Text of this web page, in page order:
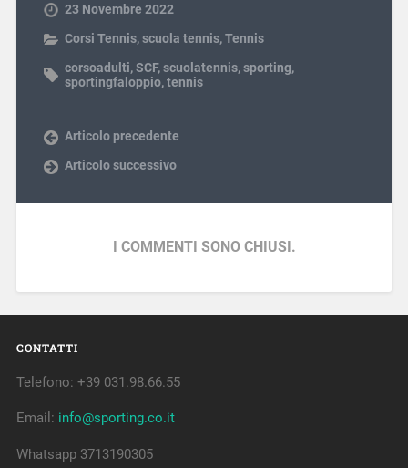
23 Novembre 2022
Corsi Tennis,scuola tennis,Tennis
corsoadulti,SCF,scuolatennis,sporting,
sportingfaloppio,tennis
Articolo precedente
Articolo successivo
I COMMENTI SONO CHIUSI.
CONTATTI
Telefono: +39 031.98.66.55
Email: info@sporting.co.it
Whatsapp 3713190305